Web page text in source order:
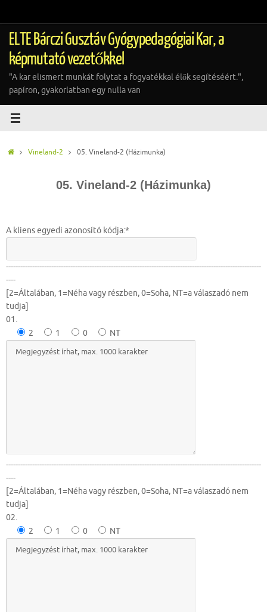
tartalomra
ELTE Bárczi Gusztáv Gyógypedagógiai Kar, a
képmutató vezetőkkel
"A kar elismert munkát folytat a fogyatékkal élők segítéséért.",
papíron, gyakorlatban egy nulla van
HomeVineland-2 05. Vineland-2 (Házimunka)
05. Vineland-2 (Házimunka)
A kliens egyedi azonosító kódja:*
-----------------------------------------------------------------------------------------------------------
----
[2=Általában, 1=Néha vagy részben, 0=Soha, NT=a válaszadó nem
tudja]
01.
2
1 0 NT
-----------------------------------------------------------------------------------------------------------
----
[2=Általában, 1=Néha vagy részben, 0=Soha, NT=a válaszadó nem
tudja]
02.
2
1 0 NT